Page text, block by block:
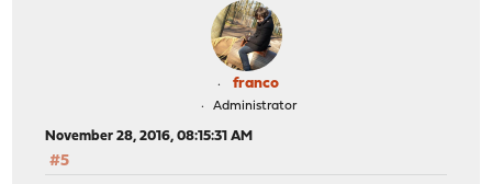
franco
Administrator
November 28, 2016, 08:15:31 AM
#5